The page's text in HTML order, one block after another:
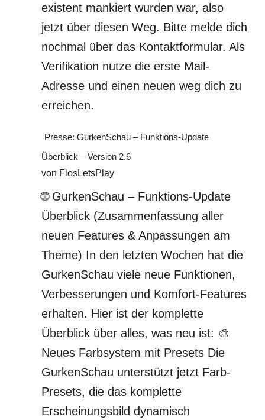
existent mankiert wurden war, also
jetzt über diesen Weg. Bitte melde dich
nochmal über das Kontaktformular. Als
Verifikation nutze die erste Mail-
Adresse und einen neuen weg dich zu
erreichen.
Presse: GurkenSchau – Funktions-Update
Überblick – Version 2.6
von FlosLetsPlay
🌐 GurkenSchau – Funktions-Update
Überblick (Zusammenfassung aller
neuen Features & Anpassungen am
Theme) In den letzten Wochen hat die
GurkenSchau viele neue Funktionen,
Verbesserungen und Komfort-Features
erhalten. Hier ist der komplette
Überblick über alles, was neu ist: 🎨
Neues Farbsystem mit Presets Die
GurkenSchau unterstützt jetzt Farb-
Presets, die das komplette
Erscheinungsbild dynamisch